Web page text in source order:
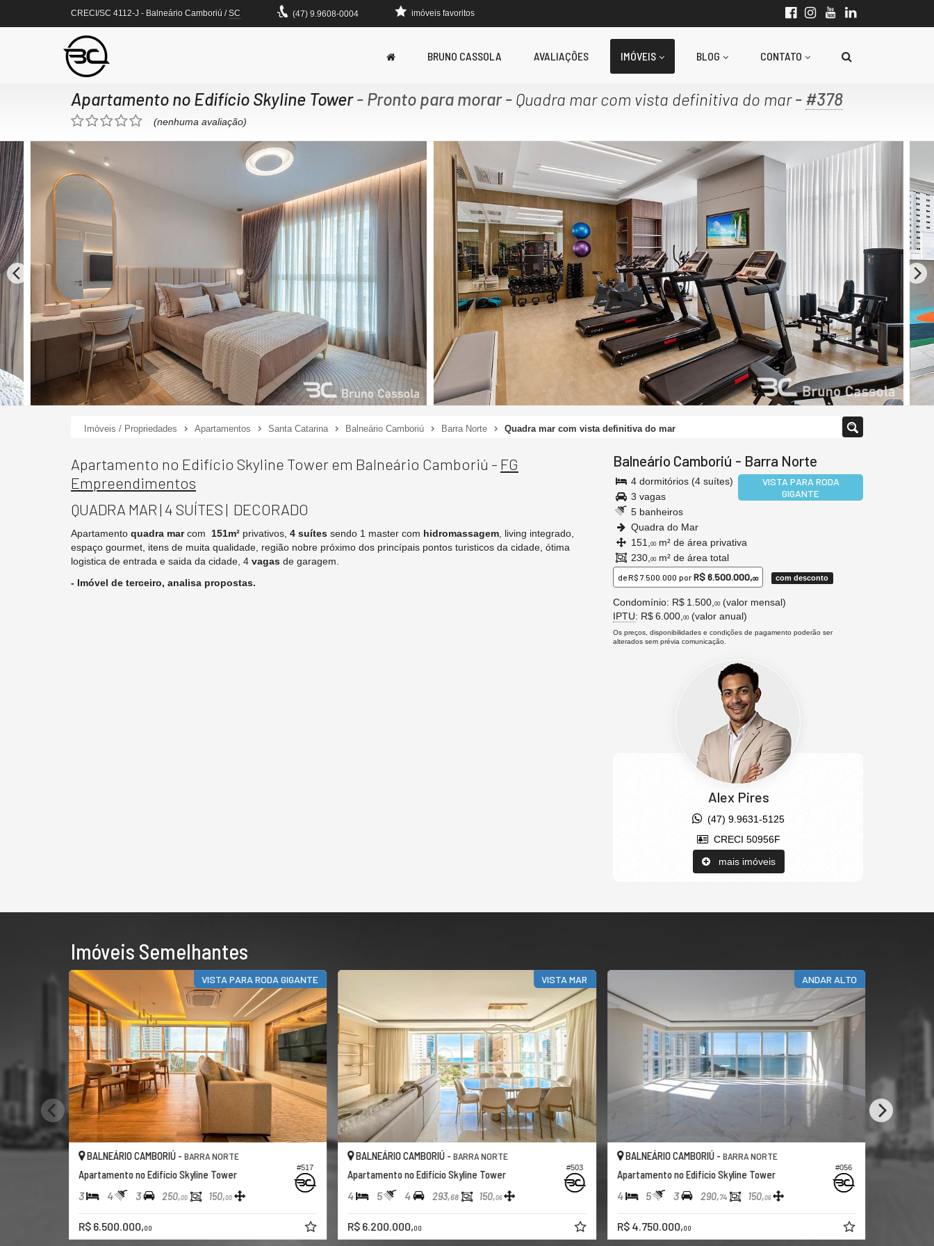
CRECI/SC 4112-J - Balneário Camboriú /SC (47) 9.9608-0004 imóveis favoritos
BRUNO CASSOLA AVALIAÇÕES IMÓVEIS BLOG CONTATO
Apartamento no Edifício Skyline Tower- Pronto para morar- Quadra mar com vista definitiva do mar- #378
(nenhuma avaliação)
Imóveis / Propriedades Apartamentos Santa Catarina Balneário Camboriú Barra Norte Quadra mar com vista definitiva do mar
Apartamento no Edifício Skyline Tower em Balneário Camboriú - FG
Empreendimentos
QUADRA MAR | 4 SUÍTES | DECORADO
Apartamento quadra marcom 151m² privativos, 4 suítes sendo 1 master com hidromassagem, living integrado,
espaço gourmet, itens de muita qualidade, região nobre próximo dos princípais pontos turisticos da cidade, ótima
logistica de entrada e saida da cidade, 4 vagas de garagem.
- Imóvel de terceiro, analisa propostas.
Balneário Camboriú - Barra Norte
VISTA PARA RODA
GIGANTE
4 dormitórios (4 suítes)
3 vagas
5 banheiros
Quadra do Mar
151,
00 m² de área privativa
230, 00 m² de área total
deR$ 7.500.000 porR$ 6.500.000,00 com desconto
Condomínio: R$ 1.500, 00 (valor mensal)
IPTU: R$ 6.000, 00 (valor anual)
Os preços, disponibilidades e condições de pagamento poderão ser
alterados sem prévia comunicação.
Alex Pires
(47) 9.9631-5125
CRECI 50956F
mais imóveis
Imóveis Semelhantes
VISTA PARA RODA GIGANTE
#517
BALNEÁRIO CAMBORIÚ -BARRA NORTE
Apartamento no Edifício Skyline Tower
3 4 3 250,00 150,00
R$ 6.500.000,00
VISTA MAR
#503
BALNEÁRIO CAMBORIÚ -BARRA NORTE
Apartamento no Edifício Skyline Tower
4 5 4 293,68 150,06
R$ 6.200.000,00
ANDAR ALTO
#056
BALNEÁRIO CAMBORIÚ -BARRA NORTE
Apartamento no Edifício Skyline Tower
4 5 3 290,74 150,06
R$ 4.750.000,00